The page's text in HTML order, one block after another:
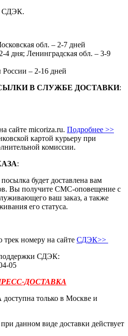
СДЭК.
обл. – 2-7 дней
4 дня; Ленинградская обл. – 3-9
– 2-16 дней
В СЛУЖБЕ ДОСТАВКИ:
сайте micoriza.ru. Подробнее >>
картой курьеру при
комиссии.
:
будет доставлена вам
Вы получите СМС-оповещение с
ваш заказ, а также
его статуса.
номеру на сайте СДЭК>>
СДЭК:
05
ДОСТАВКА
только в Москве и
данном виде доставки действует